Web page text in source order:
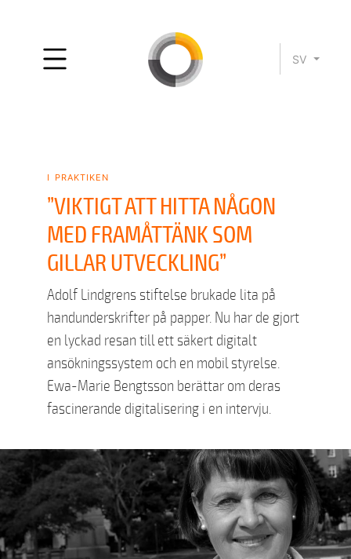
SV
i praktiken
”VIKTIGT ATT HITTA NÅGON
MED FRAMÅTTÄNK SOM
GILLAR UTVECKLING”
Adolf Lindgrens stiftelse brukade lita på
handunderskrifter på papper. Nu har de gjort
en lyckad resan till ett säkert digitalt
ansökningssystem och en mobil styrelse.
Ewa-Marie Bengtsson berättar om deras
fascinerande digitalisering i en intervju.